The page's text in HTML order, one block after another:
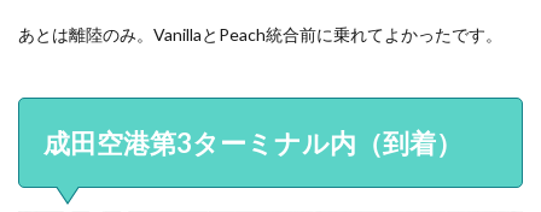
あとは離陸のみ。VanillaとPeach統合前に乗れてよかったです。
成田空港第3ターミナル内（到着）